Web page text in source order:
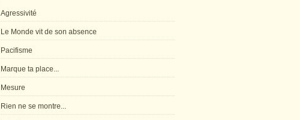
Agressivité
Le Monde vit de son absence
Pacifisme
Marque ta place...
Mesure
Rien ne se montre...